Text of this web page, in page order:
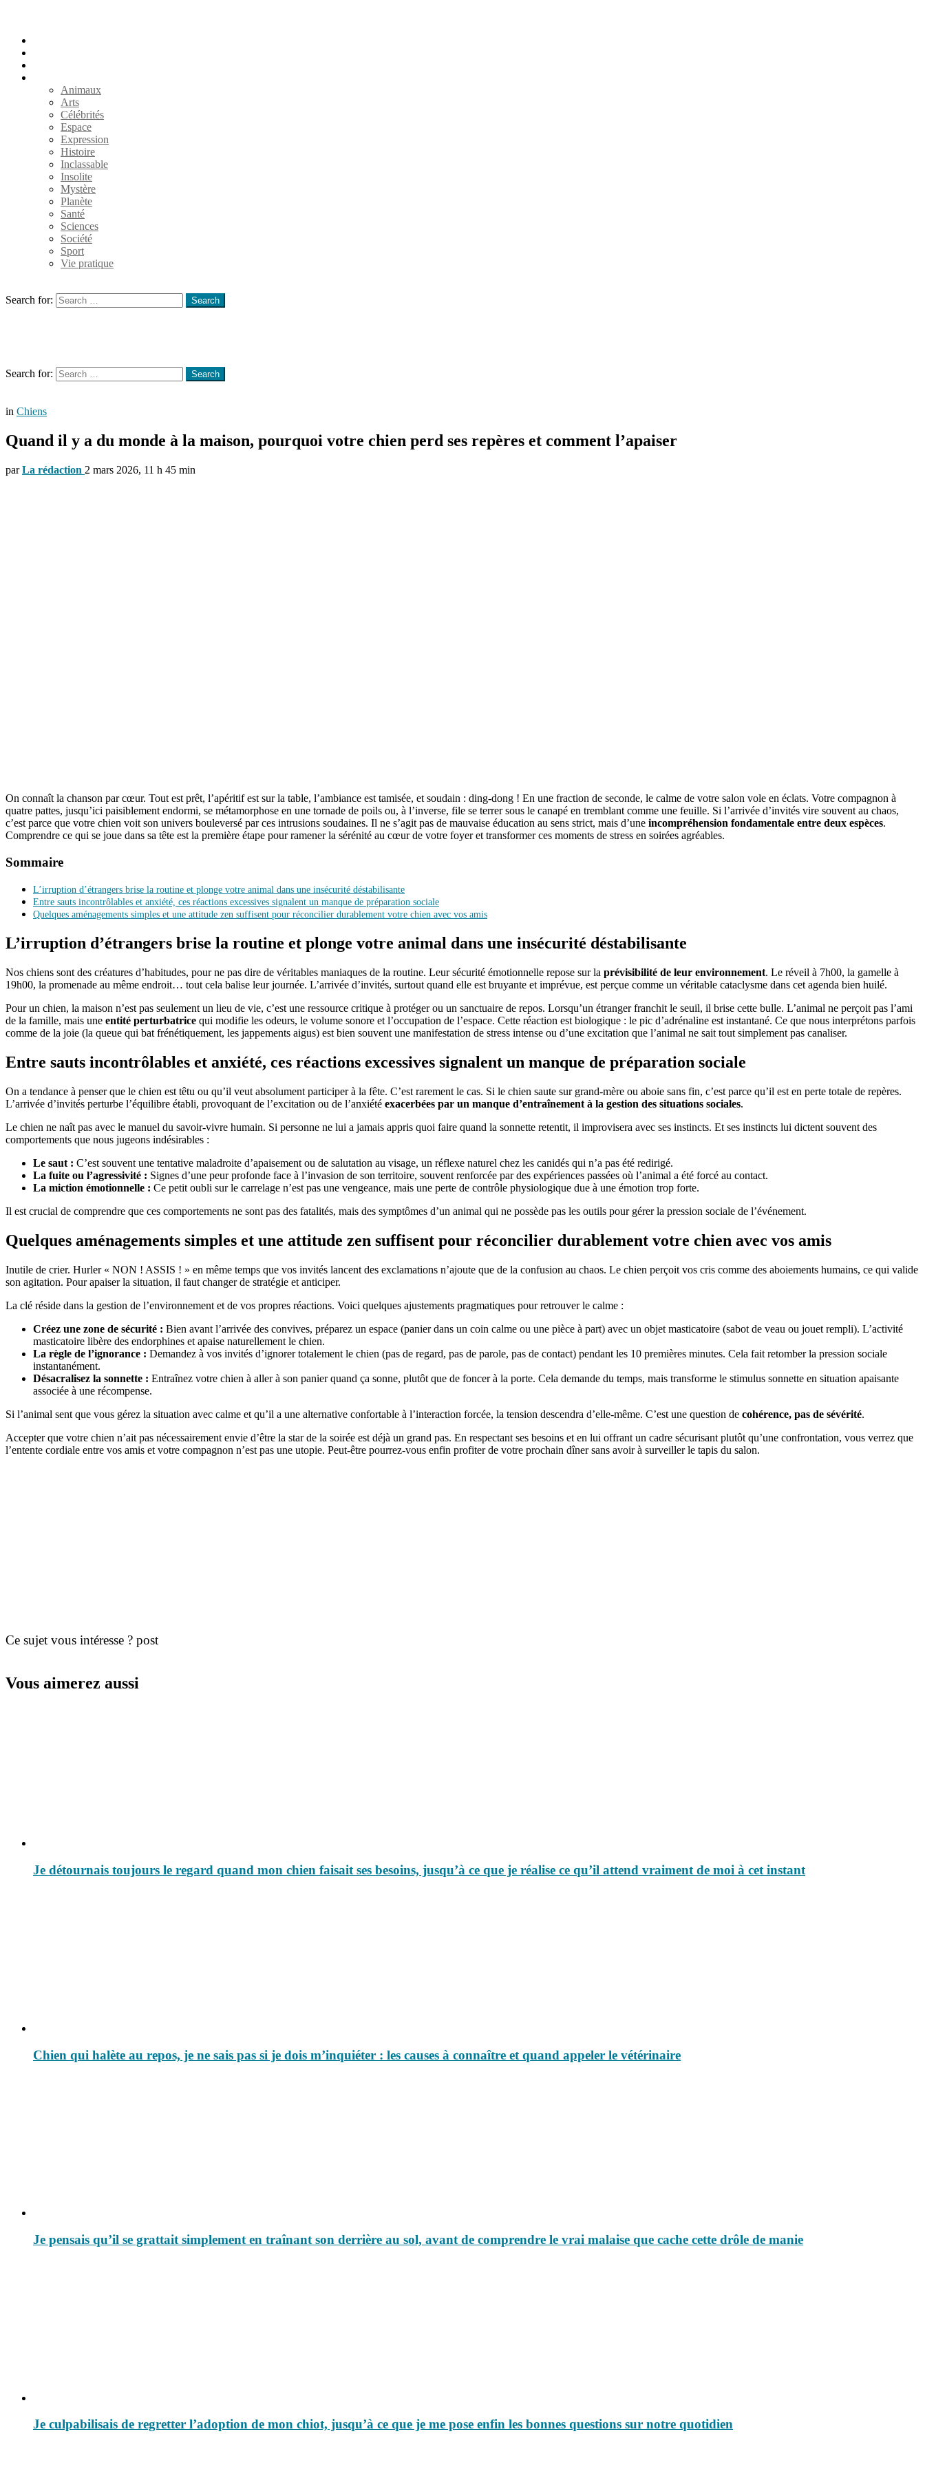
Animaux
Arts
Célébrités
Espace
Expression
Histoire
Inclassable
Insolite
Mystère
Planète
Santé
Sciences
Société
Sport
Vie pratique
Search for:
Search
Search for:
Search
in Chiens
Quand il y a du monde à la maison, pourquoi votre chien perd ses repères et comment l’apaiser
par La rédaction 2 mars 2026, 11 h 45 min
On connaît la chanson par cœur. Tout est prêt, l’apéritif est sur la table, l’ambiance est tamisée, et soudain : ding-dong ! En une fraction de seconde, le calme de votre salon vole en éclats. Votre compagnon à
quatre pattes, jusqu’ici paisiblement endormi, se métamorphose en une tornade de poils ou, à l’inverse, file se terrer sous le canapé en tremblant comme une feuille. Si l’arrivée d’invités vire souvent au chaos,
c’est parce que votre chien voit son univers bouleversé par ces intrusions soudaines. Il ne s’agit pas de mauvaise éducation au sens strict, mais d’une incompréhension fondamentale entre deux espèces.
Comprendre ce qui se joue dans sa tête est la première étape pour ramener la sérénité au cœur de votre foyer et transformer ces moments de stress en soirées agréables.
Sommaire
L’irruption d’étrangers brise la routine et plonge votre animal dans une insécurité déstabilisante
Entre sauts incontrôlables et anxiété, ces réactions excessives signalent un manque de préparation sociale
Quelques aménagements simples et une attitude zen suffisent pour réconcilier durablement votre chien avec vos amis
L’irruption d’étrangers brise la routine et plonge votre animal dans une insécurité déstabilisante
Nos chiens sont des créatures d’habitudes, pour ne pas dire de véritables maniaques de la routine. Leur sécurité émotionnelle repose sur la prévisibilité de leur environnement. Le réveil à 7h00, la gamelle à
19h00, la promenade au même endroit… tout cela balise leur journée. L’arrivée d’invités, surtout quand elle est bruyante et imprévue, est perçue comme un véritable cataclysme dans cet agenda bien huilé.
Pour un chien, la maison n’est pas seulement un lieu de vie, c’est une ressource critique à protéger ou un sanctuaire de repos. Lorsqu’un étranger franchit le seuil, il brise cette bulle. L’animal ne perçoit pas l’ami
de la famille, mais une entité perturbatrice qui modifie les odeurs, le volume sonore et l’occupation de l’espace. Cette réaction est biologique : le pic d’adrénaline est instantané. Ce que nous interprétons parfois
comme de la joie (la queue qui bat frénétiquement, les jappements aigus) est bien souvent une manifestation de stress intense ou d’une excitation que l’animal ne sait tout simplement pas canaliser.
Entre sauts incontrôlables et anxiété, ces réactions excessives signalent un manque de préparation sociale
On a tendance à penser que le chien est têtu ou qu’il veut absolument participer à la fête. C’est rarement le cas. Si le chien saute sur grand-mère ou aboie sans fin, c’est parce qu’il est en perte totale de repères.
L’arrivée d’invités perturbe l’équilibre établi, provoquant de l’excitation ou de l’anxiété exacerbées par un manque d’entraînement à la gestion des situations sociales.
Le chien ne naît pas avec le manuel du savoir-vivre humain. Si personne ne lui a jamais appris quoi faire quand la sonnette retentit, il improvisera avec ses instincts. Et ses instincts lui dictent souvent des
comportements que nous jugeons indésirables :
Le saut : C’est souvent une tentative maladroite d’apaisement ou de salutation au visage, un réflexe naturel chez les canidés qui n’a pas été redirigé.
La fuite ou l’agressivité : Signes d’une peur profonde face à l’invasion de son territoire, souvent renforcée par des expériences passées où l’animal a été forcé au contact.
La miction émotionnelle : Ce petit oubli sur le carrelage n’est pas une vengeance, mais une perte de contrôle physiologique due à une émotion trop forte.
Il est crucial de comprendre que ces comportements ne sont pas des fatalités, mais des symptômes d’un animal qui ne possède pas les outils pour gérer la pression sociale de l’événement.
Quelques aménagements simples et une attitude zen suffisent pour réconcilier durablement votre chien avec vos amis
Inutile de crier. Hurler « NON ! ASSIS ! » en même temps que vos invités lancent des exclamations n’ajoute que de la confusion au chaos. Le chien perçoit vos cris comme des aboiements humains, ce qui valide
son agitation. Pour apaiser la situation, il faut changer de stratégie et anticiper.
La clé réside dans la gestion de l’environnement et de vos propres réactions. Voici quelques ajustements pragmatiques pour retrouver le calme :
Créez une zone de sécurité : Bien avant l’arrivée des convives, préparez un espace (panier dans un coin calme ou une pièce à part) avec un objet masticatoire (sabot de veau ou jouet rempli). L’activité
masticatoire libère des endorphines et apaise naturellement le chien.
La règle de l’ignorance : Demandez à vos invités d’ignorer totalement le chien (pas de regard, pas de parole, pas de contact) pendant les 10 premières minutes. Cela fait retomber la pression sociale
instantanément.
Désacralisez la sonnette : Entraînez votre chien à aller à son panier quand ça sonne, plutôt que de foncer à la porte. Cela demande du temps, mais transforme le stimulus sonnette en situation apaisante
associée à une récompense.
Si l’animal sent que vous gérez la situation avec calme et qu’il a une alternative confortable à l’interaction forcée, la tension descendra d’elle-même. C’est une question de cohérence, pas de sévérité.
Accepter que votre chien n’ait pas nécessairement envie d’être la star de la soirée est déjà un grand pas. En respectant ses besoins et en lui offrant un cadre sécurisant plutôt qu’une confrontation, vous verrez que
l’entente cordiale entre vos amis et votre compagnon n’est pas une utopie. Peut-être pourrez-vous enfin profiter de votre prochain dîner sans avoir à surveiller le tapis du salon.
Ce sujet vous intéresse ? post
Vous aimerez aussi
Je détournais toujours le regard quand mon chien faisait ses besoins, jusqu’à ce que je réalise ce qu’il attend vraiment de moi à cet instant
Chien qui halète au repos, je ne sais pas si je dois m’inquiéter : les causes à connaître et quand appeler le vétérinaire
Je pensais qu’il se grattait simplement en traînant son derrière au sol, avant de comprendre le vrai malaise que cache cette drôle de manie
Je culpabilisais de regretter l’adoption de mon chiot, jusqu’à ce que je me pose enfin les bonnes questions sur notre quotidien